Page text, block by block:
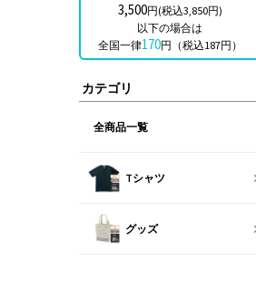
3,500円(税込3,850円)
以下の場合は
全国一律170円（税込187円）
カテゴリ
全商品一覧
Tシャツ
グッズ